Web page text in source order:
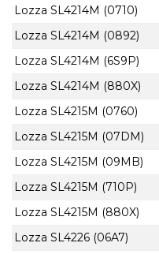
Lozza SL4214M (0710)
Lozza SL4214M (0892)
Lozza SL4214M (6S9P)
Lozza SL4214M (880X)
Lozza SL4215M (0760)
Lozza SL4215M (07DM)
Lozza SL4215M (09MB)
Lozza SL4215M (710P)
Lozza SL4215M (880X)
Lozza SL4226 (06A7)